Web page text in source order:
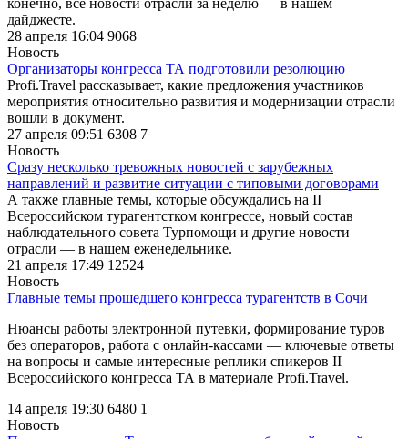
дайджесте.
28 апреля 16:04 9068
Новость
Организаторы конгресса ТА подготовили резолюцию
Profi.Travel рассказывает, какие предложения участников
мероприятия относительно развития и модернизации отрасли
вошли в документ.
27 апреля 09:51 6308 7
Новость
Сразу несколько тревожных новостей с зарубежных
направлений и развитие ситуации с типовыми договорами
А также главные темы, которые обсуждались на II
Всероссийском турагентстком конгрессе, новый состав
наблюдательного совета Турпомощи и другие новости
отрасли — в нашем еженедельнике.
21 апреля 17:49 12524
Новость
Главные темы прошедшего конгресса турагентств в Сочи
Нюансы работы электронной путевки, формирование туров
без операторов, работа с онлайн-кассами — ключевые ответы
на вопросы и самые интересные реплики спикеров II
Всероссийского конгресса ТА в материале Profi.Travel.
14 апреля 19:30 6480 1
Новость